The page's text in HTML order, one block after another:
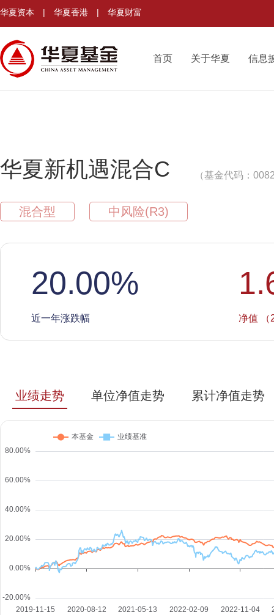
华夏资本 | 华夏香港 | 华夏财富
首页 关于华夏 信息
华夏新机遇混合C （基金代码：
混合型 中风险(R3)
20.00%
近一年涨跌幅 净值 （
业绩走势 单位净值走势 累计净值走势